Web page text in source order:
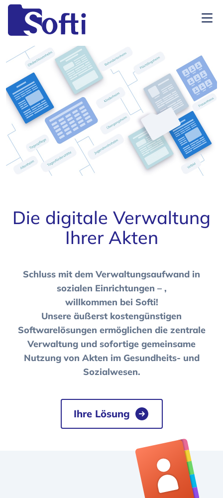
Die digitale Verwaltung
Ihrer Akten
Schluss mit dem Verwaltungsaufwand in
sozialen Einrichtungen – ,
willkommen bei Softi!
Unsere äußerst kostengünstigen
Softwarelösungen ermöglichen die zentrale
Verwaltung und sofortige gemeinsame
Nutzung von Akten im Gesundheits- und
Sozialwesen.
Ihre Lösung